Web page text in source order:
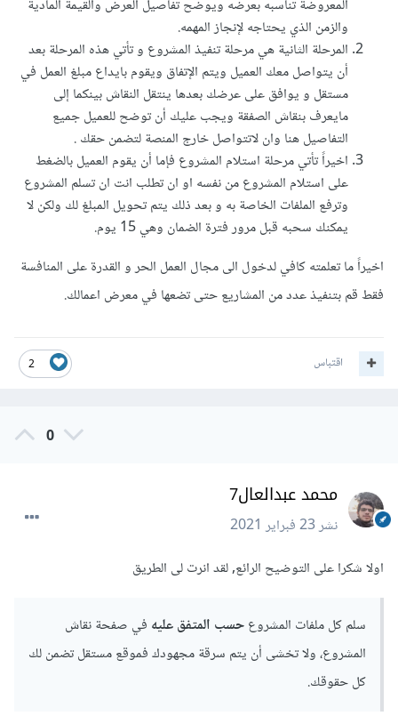
المعروضة تناسبه بعرضه ويوضح تفاصيل العرض والقيمة المادية
والزمن الذي يحتاجه لإنجاز المهمه.
المرحلة الثانية هي مرحلة تنفيذ المشروع و تأتي هذه المرحلة بعد
أن يتواصل معك العميل ويتم الإتفاق ويقوم بايداع مبلغ العمل في
مستقل و يوافق على عرضك بعدها ينتقل النقاش بينكما إلى
مايعرف بنقاش الصفقة ويجب عليك أن توضح للعميل جميع
التفاصيل هنا وان لاتتواصل خارج المنصة لتضمن حقك .
اخيراً تأتي مرحلة استلام المشروع فإما أن يقوم العميل بالضغط
على استلام المشروع من نفسه او ان تطلب انت ان تسلم المشروع
وترفع الملفات الخاصة به و بعد ذلك يتم تحويل المبلغ لك ولكن لا
يمكنك سحبه قبل مرور فترة الضمان وهي 15 يوم.
اخيراً ما تعلمته كافي لدخول الى مجال العمل الحر و القدرة على المنافسة
فقط قم بتنفيذ عدد من المشاريع حتى تضعها في معرض اعمالك.
2 اقتباس
0
محمد عبدالعال7
نشر23 فبراير 2021
اولا شكرا على التوضيح الرائع, لقد انرت لى الطريق
سلم كل ملفات المشروعحسب المتفق عليهفي صفحة نقاش
المشروع، ولا تخشى أن يتم سرقة مجهودك فموقع مستقل تضمن لك
كل حقوقك.